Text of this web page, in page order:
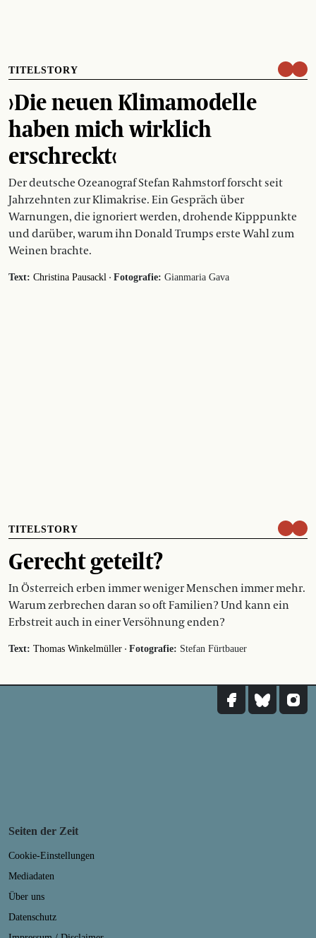
TITELSTORY
›Die neuen Klimamodelle
haben mich wirklich
erschreckt‹
Der deutsche Ozeanograf Stefan Rahmstorf forscht seit
Jahrzehnten zur Klimakrise. Ein Gespräch über
Warnungen, die ignoriert werden, drohende Kipppunkte
und darüber, warum ihn Donald Trumps erste Wahl zum
Weinen brachte.
Text: Christina Pausackl · Fotografie: Gianmaria Gava
TITELSTORY
Gerecht geteilt?
In Österreich erben immer weniger Menschen immer mehr.
Warum zerbrechen daran so oft Familien? Und kann ein
Erbstreit auch in einer Versöhnung enden?
Text: Thomas Winkelmüller · Fotografie: Stefan Fürtbauer
Seiten der Zeit
Cookie-Einstellungen
Mediadaten
Über uns
Datenschutz